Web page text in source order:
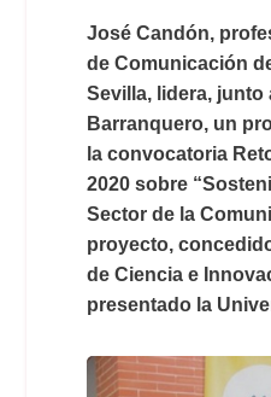
José Candón,
de Comunicación
Sevilla, lidera, junto
Barranquero, un
la convocatoria
2020 sobre
Sector de la
proyecto,
de Ciencia e
presentado la